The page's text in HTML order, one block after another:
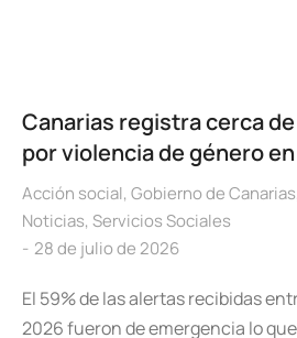
Canarias registra cerca
por violencia de género
Acción social, Gobierno de Canarias
Noticias, Servicios Sociales
28 de julio de 2026
El 59% de las alertas recibidas
2026 fueron de emergencia lo